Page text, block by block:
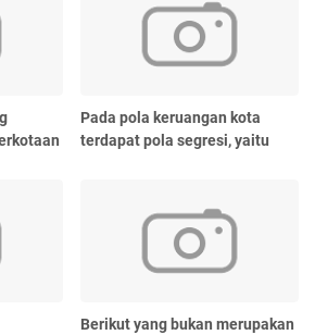
Pada pola keruangan kota
terdapat pola segresi, yaitu
Berikut yang bukan merupakan